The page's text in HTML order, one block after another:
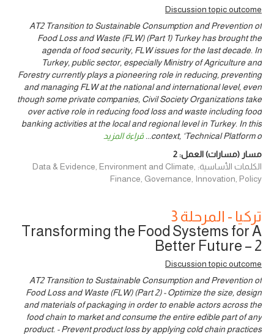
Discussion topic outcome
AT2 Transition to Sustainable Consumption and Prevention of
Food Loss and Waste (FLW) (Part 1) Turkey has brought the
agenda of food security, FLW issues for the last decade. In
Turkey, public sector, especially Ministry of Agriculture and
Forestry currently plays a pioneering role in reducing, preventing
and managing FLW at the national and international level, even
though some private companies, Civil Society Organizations take
over active role in reducing food loss and waste including food
banking activities at the local and regional level in Turkey. In this
context, ‘Technical Platform o
... قراءة المزيد
مسار (مسارات) العمل:2
الكلمات الأساسية: Data & Evidence, Environment and Climate,
Finance, Governance, Innovation, Policy
تركيا - المرحلة 3
Transforming the Food Systems for A
Better Future – 2
Discussion topic outcome
AT2 Transition to Sustainable Consumption and Prevention of
Food Loss and Waste (FLW) (Part 2) - Optimize the size, design
and materials of packaging in order to enable actors across the
food chain to market and consume the entire edible part of any
product. - Prevent product loss by applying cold chain practices